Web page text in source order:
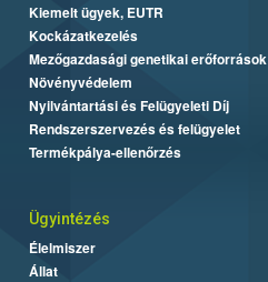
Kiemelt ügyek, EUTR
Kockázatkezelés
Mezőgazdasági genetikai erőforrások
Növényvédelem
Nyilvántartási és Felügyeleti Díj
Rendszerszervezés és felügyelet
Termékpálya-ellenőrzés
Ügyintézés
Élelmiszer
Állat